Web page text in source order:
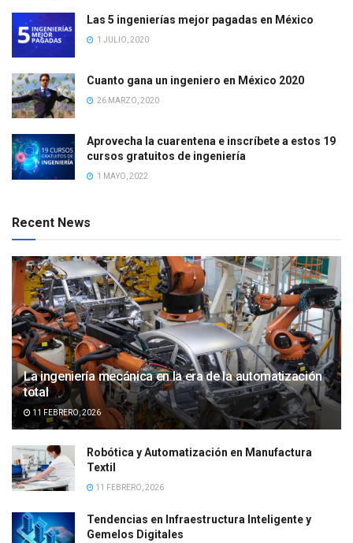
Las 5 ingenierías mejor pagadas en México
1 JULIO, 2020
Cuanto gana un ingeniero en México 2020
26 MARZO, 2020
Aprovecha la cuarentena e inscríbete a estos 19
cursos gratuitos de ingeniería
1 MAYO, 2022
Recent News
La ingeniería mecánica en la era de la automatización
total
11 FEBRERO, 2026
Robótica y Automatización en Manufactura
Textil
11 FEBRERO, 2026
Tendencias en Infraestructura Inteligente y
Gemelos Digitales